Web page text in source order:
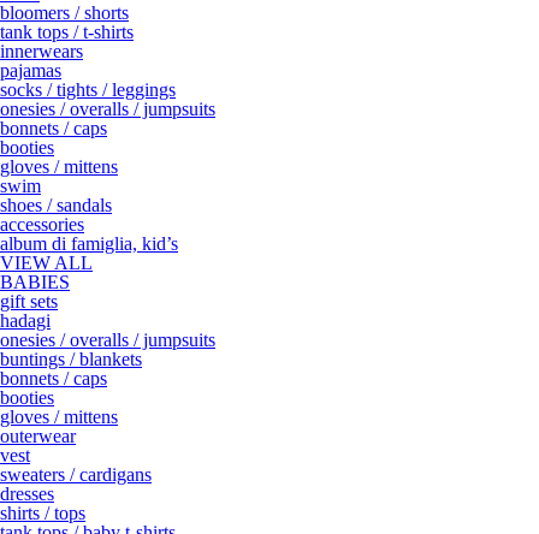
bloomers / shorts
tank tops / t-shirts
innerwears
pajamas
socks / tights / leggings
onesies / overalls / jumpsuits
bonnets / caps
booties
gloves / mittens
swim
shoes / sandals
accessories
album di famiglia, kid’s
VIEW ALL
BABIES
gift sets
hadagi
onesies / overalls / jumpsuits
buntings / blankets
bonnets / caps
booties
gloves / mittens
outerwear
vest
sweaters / cardigans
dresses
shirts / tops